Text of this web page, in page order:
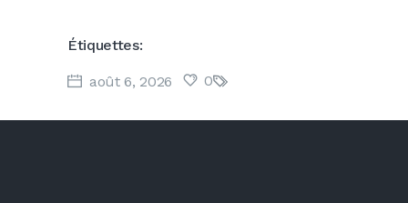
Étiquettes:
août 6, 2026 0